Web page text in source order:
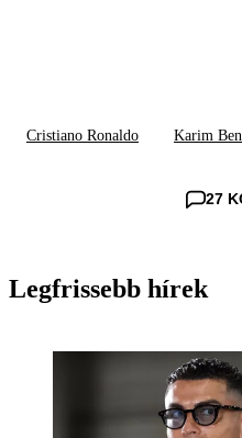
Cristiano Ronaldo Karim
27
Legfrissebb hírek